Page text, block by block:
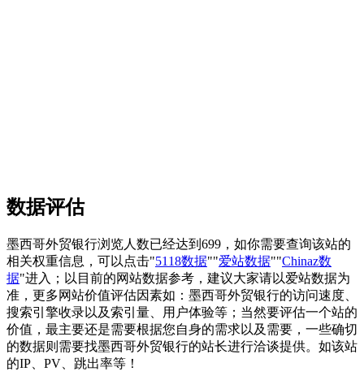
数据评估
墨西哥外贸银行浏览人数已经达到699，如你需要查询该站的
相关权重信息，可以点击"5118数据""爱站数据""Chinaz数
据"进入；以目前的网站数据参考，建议大家请以爱站数据为
准，更多网站价值评估因素如：墨西哥外贸银行的访问速度、
搜索引擎收录以及索引量、用户体验等；当然要评估一个站的
价值，最主要还是需要根据您自身的需求以及需要，一些确切
的数据则需要找墨西哥外贸银行的站长进行洽谈提供。如该站
的IP、PV、跳出率等！